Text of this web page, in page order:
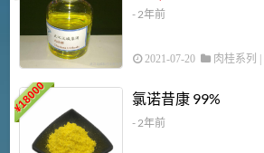
- 2年前
2021-07-20 肉桂系列
¥
18000 氯诺昔康 99%
- 2年前